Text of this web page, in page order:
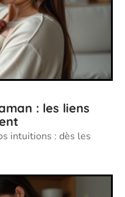
: les liens
intuitions : dès les